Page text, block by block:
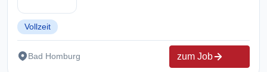
Vollzeit
Bad Homburg zum Job